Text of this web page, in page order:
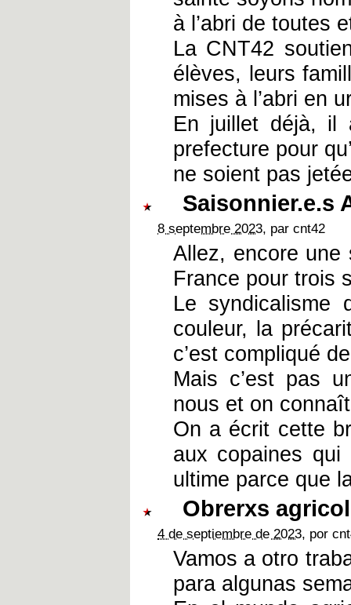
à l’abri de toutes
La CNT42
élèves, leurs
mises à l’abri en
En juillet déjà, il
prefecture pour
ne soient pas
Saisonnier.e.s
8 septembre 2023, par cnt42
Allez, encore une
France pour trois
Le syndicalisme
couleur, la
c’est compliqué
Mais c’est pas
nous et on
On a écrit cette
aux copaines qui
ultime parce que
Obrerxs
4 de septiembre de 2023, por
Vamos a otro
para algunas